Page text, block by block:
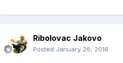
Ribolovac Jakovo
Posted January 26, 2018